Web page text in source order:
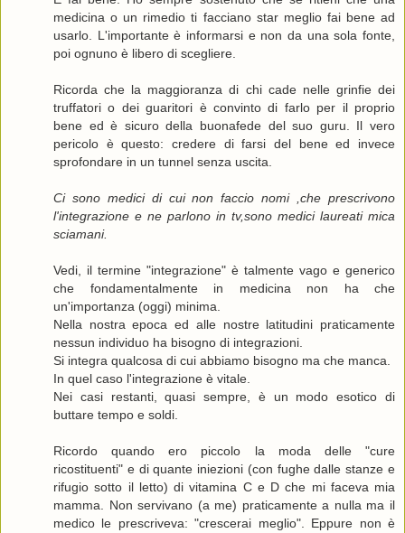
medicina o un rimedio ti facciano star meglio fai bene ad
usarlo. L'importante è informarsi e non da una sola fonte,
poi ognuno è libero di scegliere.
Ricorda che la maggioranza di chi cade nelle grinfie dei
truffatori o dei guaritori è convinto di farlo per il proprio
bene ed è sicuro della buonafede del suo guru. Il vero
pericolo è questo: credere di farsi del bene ed invece
sprofondare in un tunnel senza uscita.
Ci sono medici di cui non faccio nomi ,che prescrivono
l'integrazione e ne parlono in tv,sono medici laureati mica
sciamani.
Vedi, il termine "integrazione" è talmente vago e generico
che fondamentalmente in medicina non ha che
un'importanza (oggi) minima.
Nella nostra epoca ed alle nostre latitudini praticamente
nessun individuo ha bisogno di integrazioni.
Si integra qualcosa di cui abbiamo bisogno ma che manca.
In quel caso l'integrazione è vitale.
Nei casi restanti, quasi sempre, è un modo esotico di
buttare tempo e soldi.
Ricordo quando ero piccolo la moda delle "cure
ricostituenti" e di quante iniezioni (con fughe dalle stanze e
rifugio sotto il letto) di vitamina C e D che mi faceva mia
mamma. Non servivano (a me) praticamente a nulla ma il
medico le prescriveva: "crescerai meglio". Eppure non è